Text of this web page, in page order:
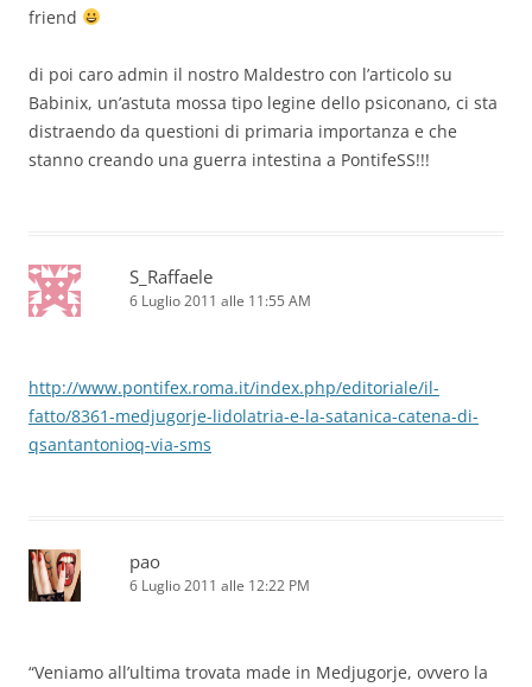
friend
di poi caro admin il nostro Maldestro con l’articolo su
Babinix, un’astuta mossa tipo legine dello psiconano, ci sta
distraendo da questioni di primaria importanza e che
stanno creando una guerra intestina a PontifeSS!!!
S_Raffaele
6 Luglio 2011 alle 11:55 AM
http://www.pontifex.roma.it/index.php/editoriale/il-
fatto/8361-medjugorje-lidolatria-e-la-satanica-catena-di-
qsantantonioq-via-sms
pao
6 Luglio 2011 alle 12:22 PM
“Veniamo all’ultima trovata made in Medjugorje, ovvero la